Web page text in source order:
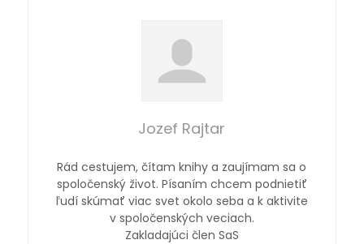
Jozef Rajtar
Rád cestujem, čítam knihy a zaujímam sa o
spoločenský život. Písaním chcem podnietiť
ľudí skúmať viac svet okolo seba a k aktivite
v spoločenských veciach.
Zakladajúci člen SaS